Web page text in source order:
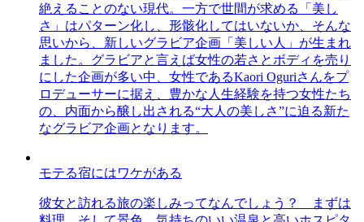
絶えることのない現代。一方で世間が求める「美し
さ」はパターン化し、形骸化してはいないか、そんな
思いから、新しいグラビア企画「美しい人」が生まれ
ました。グラビアと言えば女性の若さとボディを売り
にした企画が多い中、女性であるKaori Oguriさんをプ
ロデューサーに据え、豊かな人生経験を持つ女性たち
の、内面から醸し出される“大人の美しさ”に迫る新た
なグラビア企画となります。
モテる宿にはワケがある
彼女と訪れる旅の楽しみってなんでしょう？ まずは